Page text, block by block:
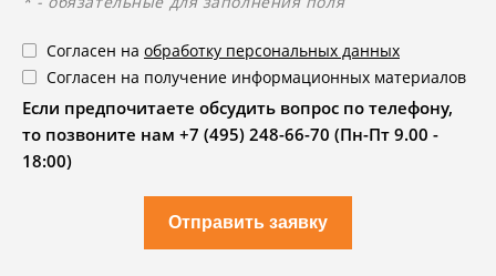
Согласен на обработку персональных данных
Согласен на получение информационных материалов
Если предпочитаете обсудить вопрос по телефону,
то позвоните нам +7 (495) 248-66-70 (Пн-Пт 9.00 -
18:00)
Отправить заявку